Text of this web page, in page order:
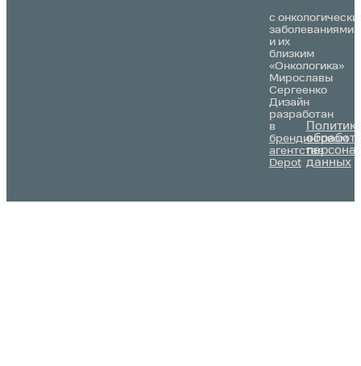
Дизайн
разработан
в
брендинговом
агентстве
Depot
с
заболеваниями
и их
близким
«Онкологика»
Мирославы
Сергеенко
данных